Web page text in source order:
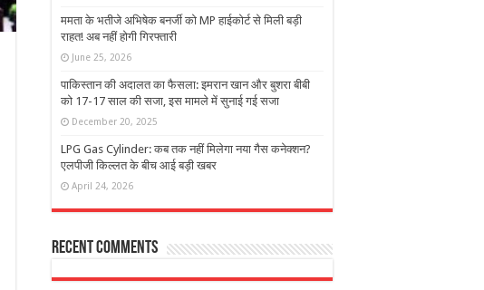
ममता के भतीजे अभिषेक बनर्जी को MP हाईकोर्ट से मिली बड़ी
राहत! अब नहीं होगी गिरफ्तारी
June 25, 2026
पाकिस्तान की अदालत का फैसला: इमरान खान और बुशरा बीबी
को 17-17 साल की सजा, इस मामले में सुनाई गई सजा
December 20, 2025
LPG Gas Cylinder: कब तक नहीं मिलेगा नया गैस कनेक्शन?
एलपीजी किल्लत के बीच आई बड़ी खबर
April 24, 2026
Recent Comments